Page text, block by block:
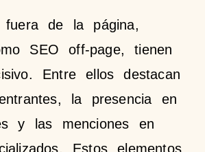
fuera de la página,
SEO off-page, tienen
Entre ellos destacan
la presencia en
y las menciones en
Estos elementos